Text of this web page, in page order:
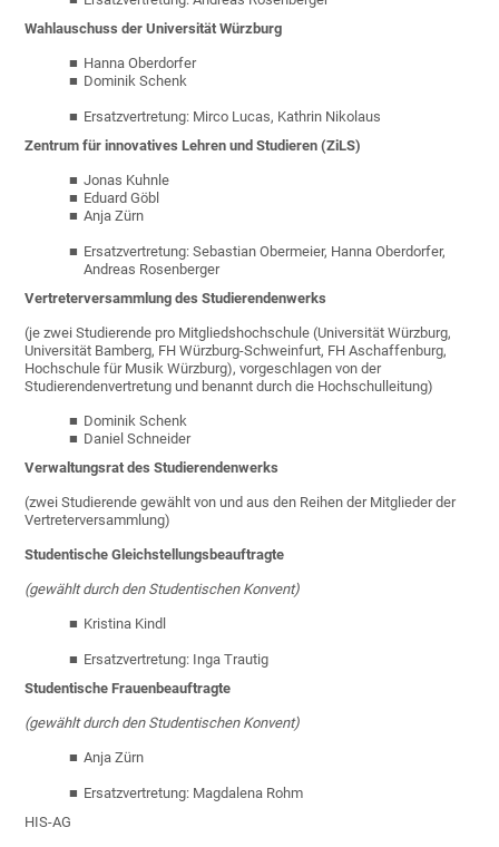
Wahlauschuss der Universität Würzburg
Hanna Oberdorfer
Dominik Schenk
Ersatzvertretung: Mirco Lucas, Kathrin Nikolaus
Zentrum für innovatives Lehren und Studieren (ZiLS)
Jonas Kuhnle
Eduard Göbl
Anja Zürn
Ersatzvertretung: Sebastian Obermeier, Hanna Oberdorfer,
Andreas Rosenberger
Vertreterversammlung des Studierendenwerks
(je zwei Studierende pro Mitgliedshochschule (Universität Würzburg,
Universität Bamberg, FH Würzburg-Schweinfurt, FH Aschaffenburg,
Hochschule für Musik Würzburg), vorgeschlagen von der
Studierendenvertretung und benannt durch die Hochschulleitung)
Dominik Schenk
Daniel Schneider
Verwaltungsrat des Studierendenwerks
(zwei Studierende gewählt von und aus den Reihen der Mitglieder der
Vertreterversammlung)
Studentische Gleichstellungsbeauftragte
(gewählt durch den Studentischen Konvent)
Kristina Kindl
Ersatzvertretung: Inga Trautig
Studentische Frauenbeauftragte
(gewählt durch den Studentischen Konvent)
Anja Zürn
Ersatzvertretung: Magdalena Rohm
HIS-AG